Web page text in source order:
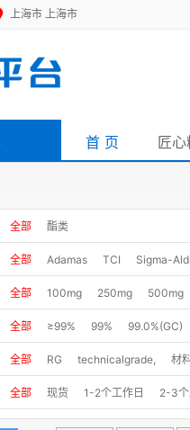
上海市 上海市
首 页 匠
全部 酯类
全部 Adamas TCI Sigma-
全部 100mg 250mg 500mg
10000g
2500g 1KG 2.5kg
全部 ≥99% 99% 99.0%(GC)
98+%
98%(GC) ≥98% 98%+,
95.0%(GC)
90% 85%(GC)
全部 RG technicalgrade, 材
全部 现货 1-2个工作日 2-3个
期货